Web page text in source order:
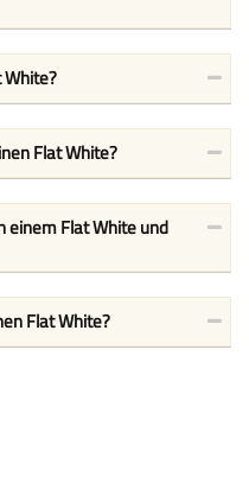
White?
Flat White?
einem Flat White und
Flat White?